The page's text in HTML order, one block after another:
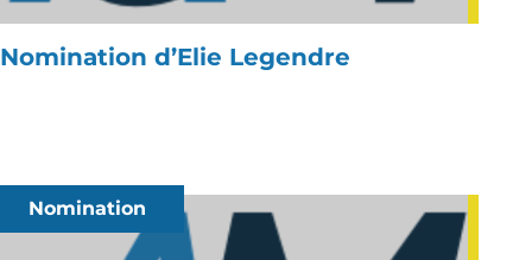
Nomination d’Elie Legendre
Nomination